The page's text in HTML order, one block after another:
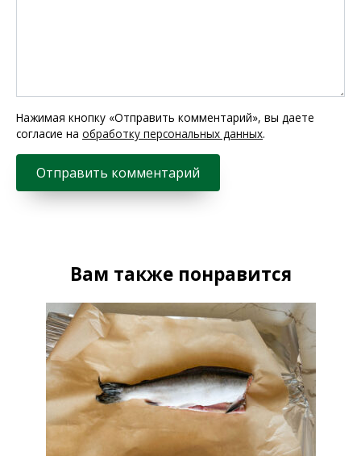
Нажимая кнопку «Отправить комментарий», вы даете
согласие на обработку персональных данных.
Вам также понравится